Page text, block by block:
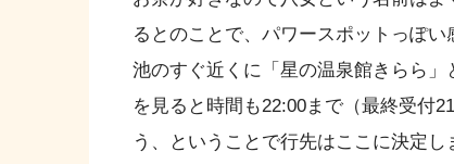
るとのことで、パワースポットっぽい
池のすぐ近くに「星の温泉館きらら
を見ると時間も22:00まで（最終受付
う、ということで行先はここに決定